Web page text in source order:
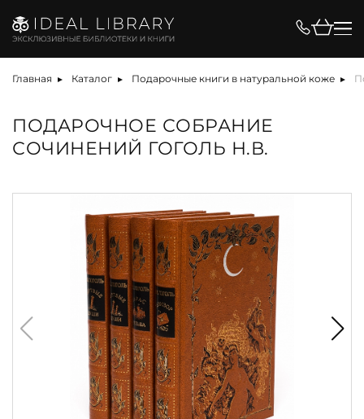
Главная Каталог Подарочные книги в натуральной коже
ПОДАРОЧНОЕ СОБРАНИЕ
СОЧИНЕНИЙ ГОГОЛЬ Н.В.